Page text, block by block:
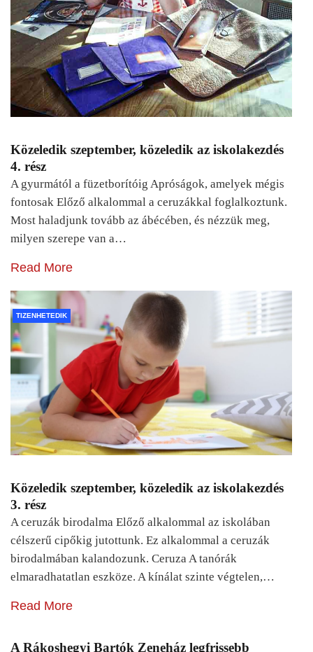
Közeledik szeptember, közeledik az iskolakezdés
4. rész
A gyurmától a füzetborítóig Apróságok, amelyek mégis
fontosak Előző alkalommal a ceruzákkal foglalkoztunk.
Most haladjunk tovább az ábécében, és nézzük meg,
milyen szerepe van a…
Read More
TIZENHETEDIK
Közeledik szeptember, közeledik az iskolakezdés
3. rész
A ceruzák birodalma Előző alkalommal az iskolában
célszerű cipőkig jutottunk. Ez alkalommal a ceruzák
birodalmában kalandozunk. Ceruza A tanórák
elmaradhatatlan eszköze. A kínálat szinte végtelen,…
Read More
A Rákoshegyi Bartók Zeneház legfrissebb